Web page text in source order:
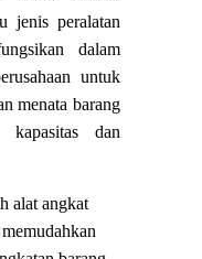
jenis peralatan
dalam
untuk
menata barang
dan
alat angkat